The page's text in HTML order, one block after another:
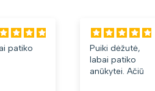
patiko
Puiki dėžutė,
labai patiko
anūkytei. Ačiū